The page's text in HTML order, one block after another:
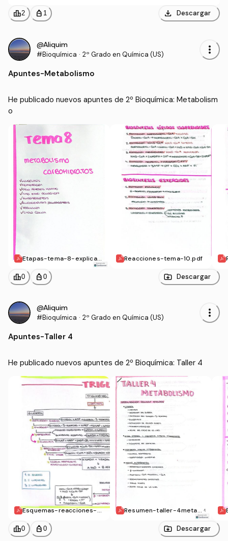
leaderboard2 personal_bag 1 download Descargar
@Aliquim
#Bioquímica · 2º Grado en Química (US) more_vert
Apuntes-Metabolismo
He publicado nuevos apuntes de 2º Bioquímica: Metabolism
o
Etapas-tema-8-explicad
Reacciones-tema-10.pdf
leaderboard0 personal_bag 0 Descargar
@Aliquim
#Bioquímica · 2º Grado en Química (US) more_vert
Apuntes-Taller 4
He publicado nuevos apuntes de 2º Bioquímica: Taller 4
Esquemas-reacciones-m
Resumen-taller-4metabo
leaderboard0 personal_bag 0 Descargar